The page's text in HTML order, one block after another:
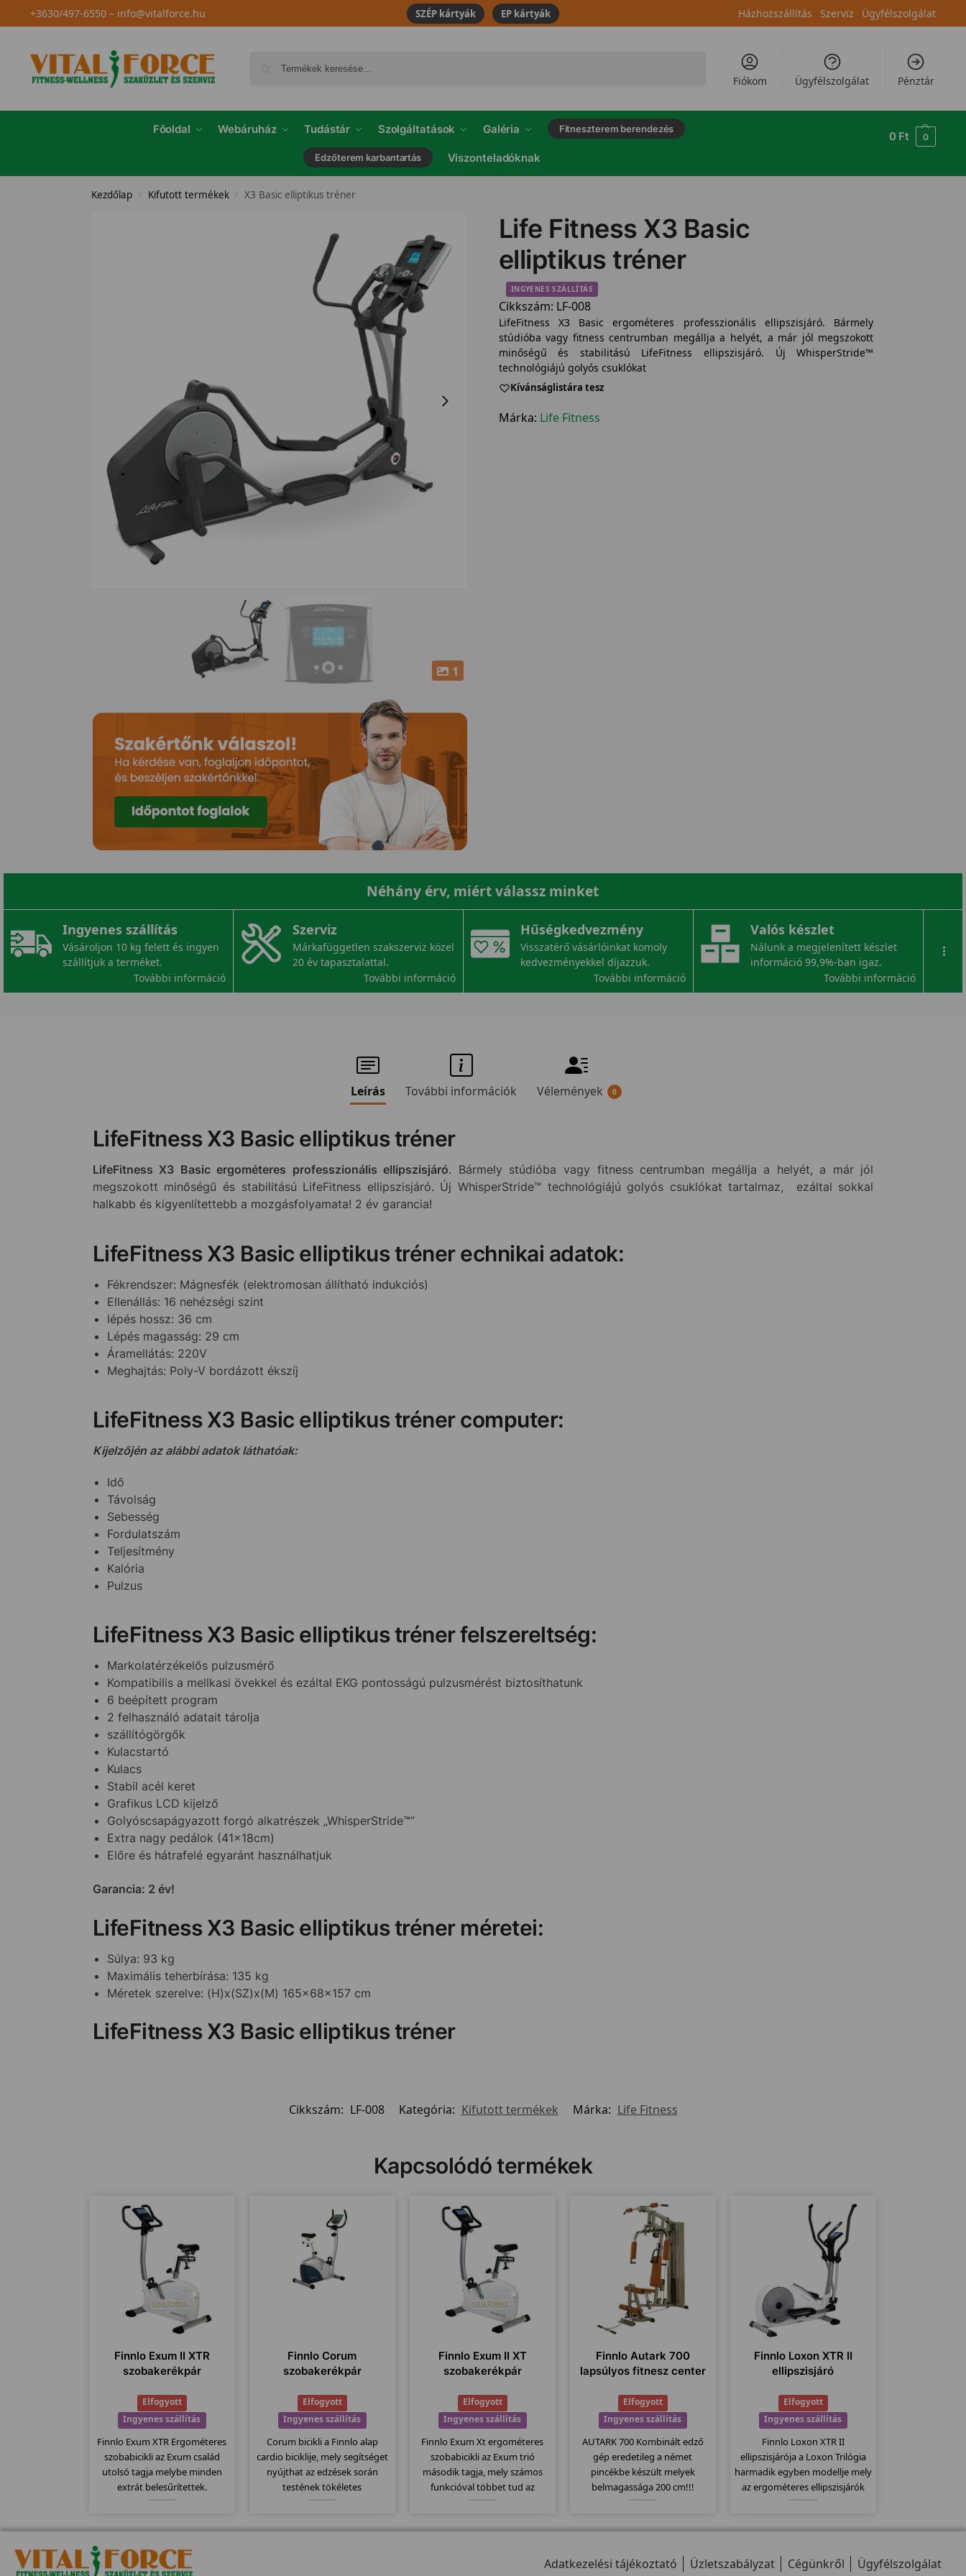
+3630/497-6550– info@vitalforce.hu SZÉP kártyák EP kártyák Házhozszállítás Szerviz Ügyfélszolgálat
Fiókom Ügyfélszolgálat Pénztár
Főoldal Webáruház Tudástár Szolgáltatások Galéria Fitneszterem berendezés
Edzőterem karbantartás Viszonteladóknak
0 Ft 0
Kezdőlap / Kifutott termékek / X3 Basic elliptikus tréner
1
Life Fitness X3 Basic
elliptikus tréner
INGYENES SZÁLLÍTÁS
Cikkszám: LF-008
LifeFitness X3 Basic ergométeres professzionális ellipszisjáró. Bármely
stúdióba vagy fitness centrumban megállja a helyét, a már jól megszokott
minőségű és stabilitású LifeFitness ellipszisjáró. Új WhisperStride™
technológiájú golyós csuklókat
Kívánságlistára tesz
Márka: Life Fitness
Néhány érv, miért válassz minket
Ingyenes szállítás
Vásároljon 10 kg felett és ingyen
szállítjuk a terméket.
További információ
Szerviz
Márkafüggetlen szakszerviz közel
20 év tapasztalattal.
További információ
Hűségkedvezmény
Visszatérő vásárlóinkat komoly
kedvezményekkel díjazzuk.
További információ
Valós készlet
Nálunk a megjelenített készlet
információ 99,9%-ban igaz.
További információ
...
Leírás További információk Vélemények 0
LifeFitness X3 Basic elliptikus tréner
LifeFitness X3 Basic ergométeres professzionális ellipszisjáró. Bármely stúdióba vagy fitness centrumban megállja a helyét, a már jól
megszokott minőségű és stabilitású LifeFitness ellipszisjáró. Új WhisperStride™ technológiájú golyós csuklókat tartalmaz, ezáltal sokkal
halkabb és kigyenlítettebb a mozgásfolyamata! 2 év garancia!
LifeFitness X3 Basic elliptikus tréner echnikai adatok:
Fékrendszer: Mágnesfék (elektromosan állítható indukciós)
Ellenállás: 16 nehézségi szint
lépés hossz: 36 cm
Lépés magasság: 29 cm
Áramellátás: 220V
Meghajtás: Poly-V bordázott ékszíj
LifeFitness X3 Basic elliptikus tréner computer:
Kijelzőjén az alábbi adatok láthatóak:
Idő
Távolság
Sebesség
Fordulatszám
Teljesítmény
Kalória
Pulzus
LifeFitness X3 Basic elliptikus tréner felszereltség:
Markolatérzékelős pulzusmérő
Kompatibilis a mellkasi övekkel és ezáltal EKG pontosságú pulzusmérést biztosíthatunk
6 beépített program
2 felhasználó adatait tárolja
szállítógörgők
Kulacstartó
Kulacs
Stabil acél keret
Grafikus LCD kijelző
Golyóscsapágyazott forgó alkatrészek „WhisperStride™”
Extra nagy pedálok (41x18cm)
Előre és hátrafelé egyaránt használhatjuk
Garancia: 2 év!
LifeFitness X3 Basic elliptikus tréner méretei:
Súlya: 93 kg
Maximális teherbírása: 135 kg
Méretek szerelve: (H)x(SZ)x(M) 165x68x157 cm
LifeFitness X3 Basic elliptikus tréner
Cikkszám: LF-008 Kategória: Kifutott termékek Márka: Life Fitness
Kapcsolódó termékek
Finnlo Exum II XTR
szobakerékpár
Elfogyott
Ingyenes szállítás
Finnlo Exum XTR Ergométeres
szobabicikli az Exum család
utolsó tagja melybe minden
extrát belesűrítettek.
már jól megszokott német
minőség köszön vissza ezeknél
a bicikliknél...
Finnlo Corum
szobakerékpár
Elfogyott
Ingyenes szállítás
Corum bicikli a Finnlo alap
cardio biciklije, mely segítséget
nyújthat az edzések során
testének tökéletes
év garancia!
Finnlo Exum II XT
szobakerékpár
Elfogyott
Ingyenes szállítás
Finnlo Exum Xt ergométeres
szobabicikli az Exum trió
második tagja, mely számos
funkcióval többet tud az
ezáltal szintén 150kg-os
Finnlo Autark 700
lapsúlyos fitnesz center
Elfogyott
Ingyenes szállítás
AUTARK 700 Kombinált edző
gép eredetileg a német
pincékbe készült melyek
belmagassága 200 cm!!!
Finnlo Loxon XTR II
ellipszisjáró
Elfogyott
Ingyenes szállítás
Finnlo Loxon XTR II
ellipszisjárója a Loxon Trilógia
harmadik egyben modellje mely
az ergométeres ellipszisjárók
erősségi fokozattal és 25-400
látták el.
Adatkezelési tájékoztató Üzletszabályzat Cégünkről Ügyfélszolgálat